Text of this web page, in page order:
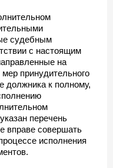
судебным
с настоящим
на
принудительного
должника к полному,
перечень
вправе совершать
исполнения